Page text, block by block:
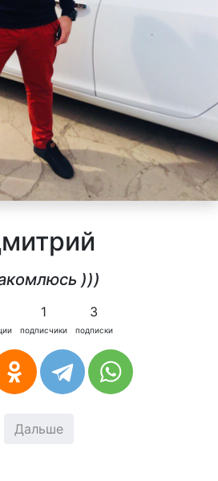
)))
1
подписчики
3
подписки
Дальше